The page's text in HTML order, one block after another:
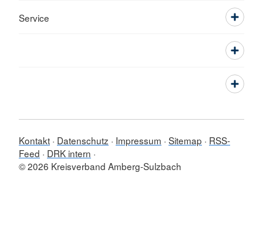
Service
Kontakt Datenschutz Impressum Sitemap
RSS-
Feed
DRK intern
© 2026 Kreisverband Amberg-Sulzbach